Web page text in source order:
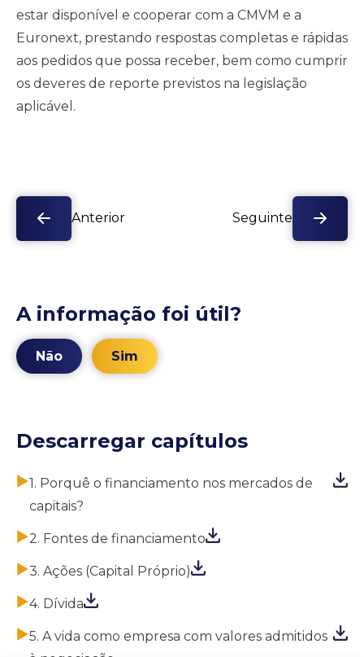
estar disponível e cooperar com a CMVM e a
Euronext, prestando respostas completas e rápidas
aos pedidos que possa receber, bem como cumprir
os deveres de reporte previstos na legislação
aplicável.
Anterior Seguinte
A informação foi útil?
Não Sim
Descarregar capítulos
1. Porquê o financiamento nos mercados de
capitais?
2. Fontes de financiamento
3. Ações (Capital Próprio)
4. Dívida
5. A vida como empresa com valores admitidos